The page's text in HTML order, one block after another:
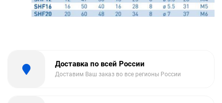
Доставка по всей России
Доставим Ваш заказ во все регионы России